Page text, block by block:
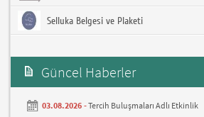
Selluka Belgesi ve Plaketi
Güncel Haberler
03.08.2026 -Tercih Buluşmaları Adlı Etkinlik